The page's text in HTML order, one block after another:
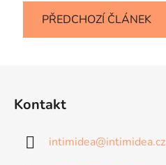
PŘEDCHOZÍ ČLÁNEK
Kontakt
intimidea@intimidea.cz